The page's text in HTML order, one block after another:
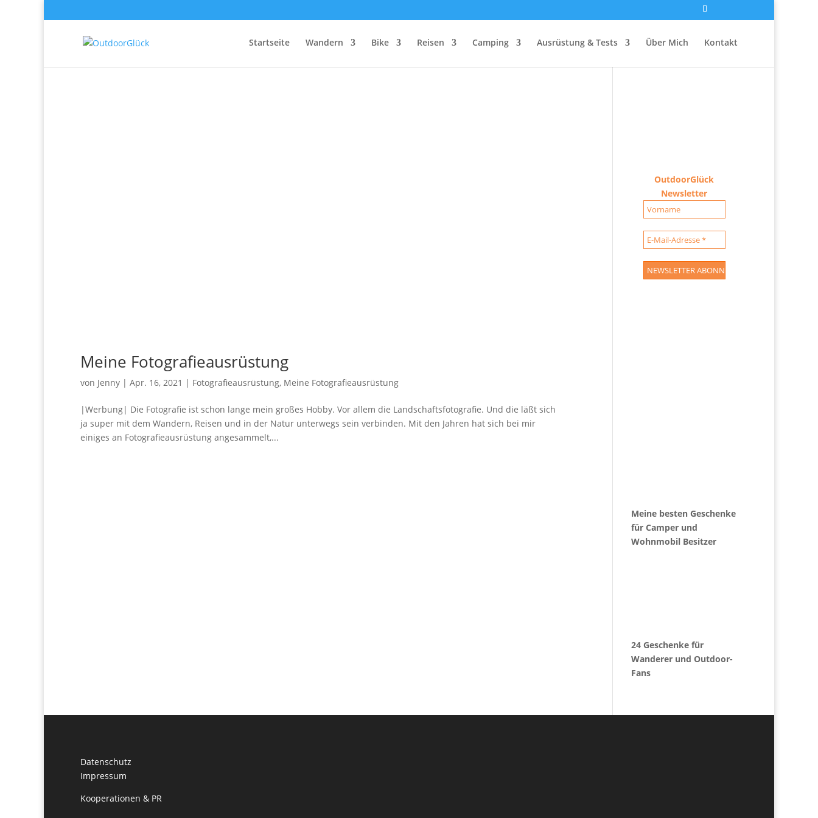
Startseite Wandern Bike Reisen Camping Ausrüstung & Tests Über Mich Kontakt
Meine Fotografieausrüstung
von Jenny | Apr. 16, 2021 | Fotografieausrüstung, Meine Fotografieausrüstung
|Werbung| Die Fotografie ist schon lange mein großes Hobby. Vor allem die Landschaftsfotografie. Und die läßt sich
ja super mit dem Wandern, Reisen und in der Natur unterwegs sein verbinden. Mit den Jahren hat sich bei mir
einiges an Fotografieausrüstung angesammelt,...
OutdoorGlück
Newsletter
Meine besten Geschenke
für Camper und
Wohnmobil Besitzer
24 Geschenke für
Wanderer und Outdoor-
Fans
Datenschutz
Impressum
Kooperationen & PR